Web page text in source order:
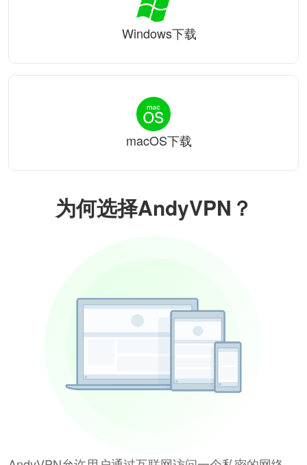
为何选择AndyVPN？
Windows下载
macOS下载